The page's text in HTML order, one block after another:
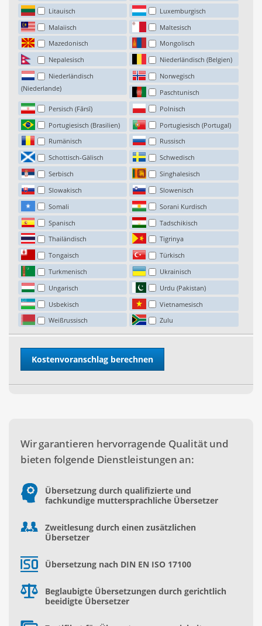
Litauisch
Luxemburgisch
Malaiisch
Maltesisch
Mazedonisch
Mongolisch
Nepalesisch
Niederländisch (Belgien)
Niederländisch
(Niederlande)
Norwegisch
Paschtunisch
Persisch (Fārsī)
Polnisch
Portugiesisch (Brasilien)
Portugiesisch (Portugal)
Rumänisch
Russisch
Schottisch-Gälisch
Schwedisch
Serbisch
Singhalesisch
Slowakisch
Slowenisch
Somali
Sorani Kurdisch
Spanisch
Tadschikisch
Thailändisch
Tigrinya
Tongaisch
Türkisch
Turkmenisch
Ukrainisch
Ungarisch
Urdu (Pakistan)
Usbekisch
Vietnamesisch
Weißrussisch
Zulu
Wir garantieren hervorragende Qualität und
bieten folgende Dienstleistungen an:
Übersetzung durch qualifizierte und
fachkundige muttersprachliche Übersetzer
Zweitlesung durch einen zusätzlichen
Übersetzer
Übersetzung nach DIN EN ISO 17100
Beglaubigte Übersetzungen durch gerichtlich
beeidigte Übersetzer